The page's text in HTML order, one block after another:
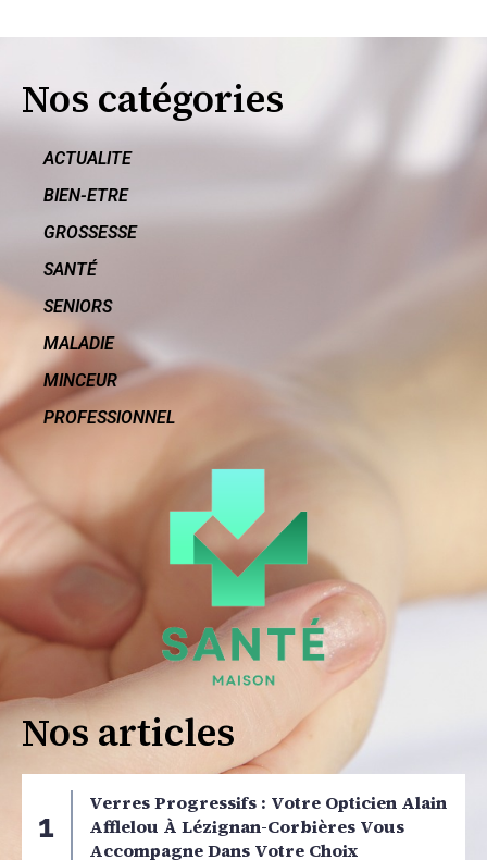
Nos catégories
ACTUALITE
BIEN-ETRE
GROSSESSE
SANTÉ
SENIORS
MALADIE
MINCEUR
PROFESSIONNEL
Nos articles
Verres Progressifs : Votre Opticien Alain
Afflelou À Lézignan-Corbières Vous
Accompagne Dans Votre Choix